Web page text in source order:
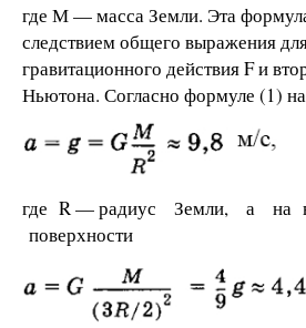
где М — масса Земли. Эта
следствием общего выражения
гравитационного действия F и
Ньютона. Согласно формуле (1)
где R — радиус Земли, а на
поверхности